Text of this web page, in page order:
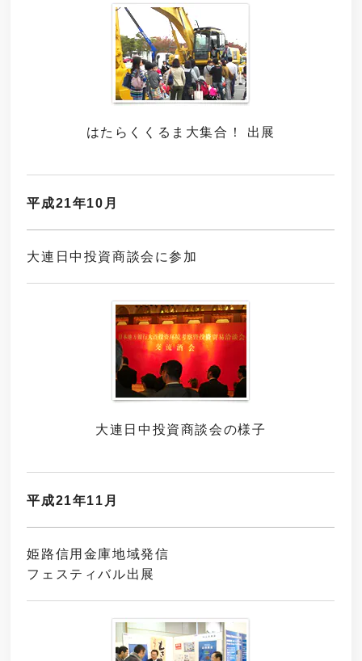
はたらくくるま大集合！ 出展
平成21年10月
大連日中投資商談会に参加
大連日中投資商談会の様子
平成21年11月
姫路信用金庫地域発信
フェスティバル出展